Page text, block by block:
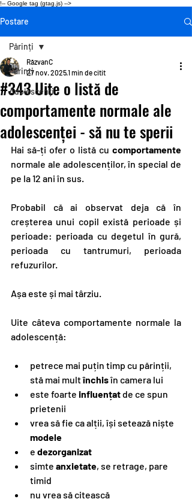
!-- Google tag (gtag.js) -->
Postare
Părinți
Adolescenți
Părinți
#343 Uite o listă de
comportamente normale ale
adolescenței - să nu te sperii
RăzvanC
27 nov. 20251 min de citit
Hai să-ți ofer o listă cu comportamente
normale ale adolescenților, în special de
pe la 12 ani în sus.
Probabil că ai observat deja că în
creșterea unui copil există perioade și
perioade: perioada cu degetul în gură,
perioada cu tantrumuri, perioada
refuzurilor.
Așa este și mai târziu.
Uite câteva comportamente normale la
adolescență:
petrece mai puțin timp cu părinții,
stă mai mult închis în camera lui
este foarte influențat de ce spun
prietenii
vrea să fie ca alții, își setează niște
modele
e dezorganizat
simte anxietate, se retrage, pare
timid
nu vrea să citească